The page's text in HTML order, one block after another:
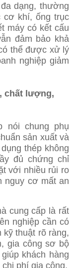
dạng, thường
cơ khí, ống trục
máy có kết cấu
đảm bảo khả
thể được xử lý
nghiệp giảm
chất lượng,
nói chung phụ
sản xuất và
thép không
đủ chứng chỉ
với nhiều rủi ro
nguy cơ mất an
cung cấp là rất
nghiệp cần có
kỹ thuật rõ ràng,
gia công sơ bộ
khách hàng
phí gia công.